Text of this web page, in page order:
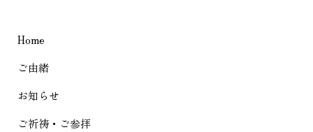
ー
ョ
ン
Home
ご由緒
お知らせ
ご祈祷・ご参拝